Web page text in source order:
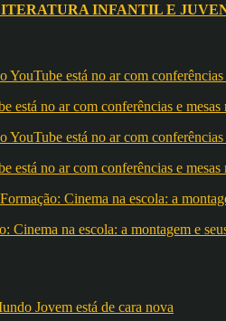
INFANTIL E
está no ar com conferências e
está no ar com conferências e
Cinema na escola: a montagem e